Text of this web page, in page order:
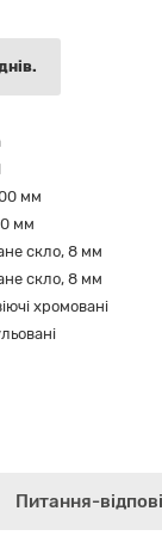
мм
мм
скло, 8 мм
скло, 8 мм
хромовані
Питання-